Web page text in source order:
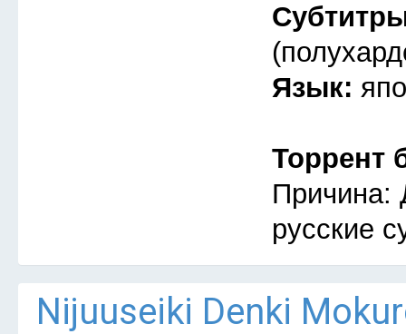
Язык:
Торрент
Причина:
русские
Nijuuseiki Denki